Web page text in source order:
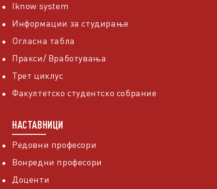
Iknow system
Информации за студирање
Огласна табла
Пракси/ Вработувања
Трет циклус
Факултетско студентско собрание
НАСТАВНИЦИ
Редовни професори
Вонредни професори
Доценти